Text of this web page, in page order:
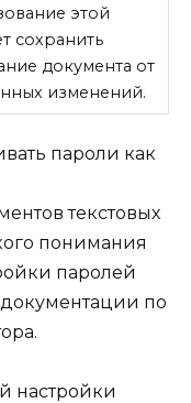
этой
сохранить
документа от
изменений.
пароли как
текстовых
понимания
паролей
по
настройки